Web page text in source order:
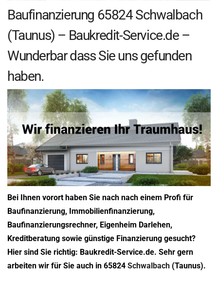
Baufinanzierung 65824 Schwalbach
(Taunus) – Baukredit-Service.de –
Wunderbar dass Sie uns gefunden
haben.
Bei Ihnen vorort haben Sie nach nach einem Profi für
Baufinanzierung, Immobilienfinanzierung,
Baufinanzierungsrechner, Eigenheim Darlehen,
Kreditberatung sowie günstige Finanzierung gesucht?
Hier sind Sie richtig: Baukredit-Service.de. Sehr gern
arbeiten wir für Sie auch in 65824 Schwalbach (Taunus).